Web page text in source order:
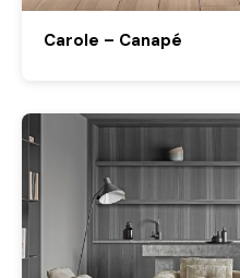
Carole – Canapé